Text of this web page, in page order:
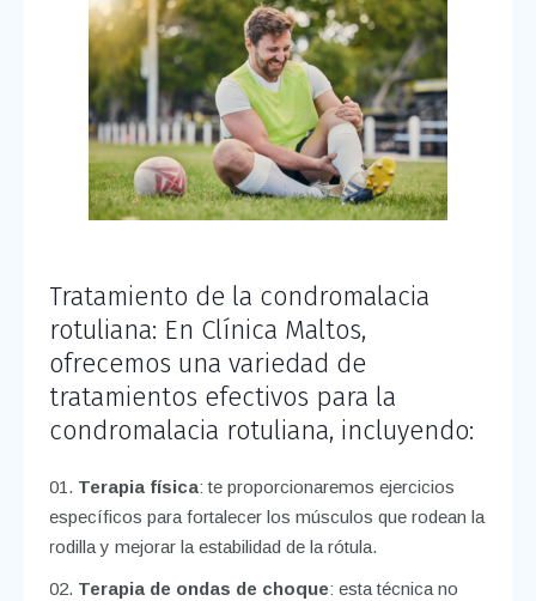
Tratamiento de la condromalacia
rotuliana: En Clínica Maltos,
ofrecemos una variedad de
tratamientos efectivos para la
condromalacia rotuliana, incluyendo:
Terapia física: te proporcionaremos ejercicios
específicos para fortalecer los músculos que rodean la
rodilla y mejorar la estabilidad de la rótula.
Terapia de ondas de choque: esta técnica no